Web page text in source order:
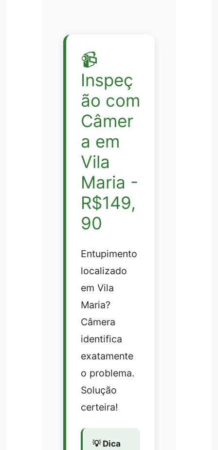
📹
Inspeç
ão com
Câmer
a em
Vila
Maria -
R$149,
90
Entupimento
localizado
em Vila
Maria?
Câmera
identifica
exatamente
o problema.
Solução
certeira!
💡 Dica